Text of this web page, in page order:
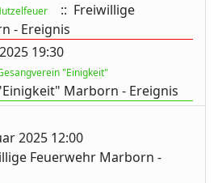
:: Freiwillige
- Ereignis
19:30
"Einigkeit"
Marborn - Ereignis
2025 12:00
Feuerwehr Marborn -